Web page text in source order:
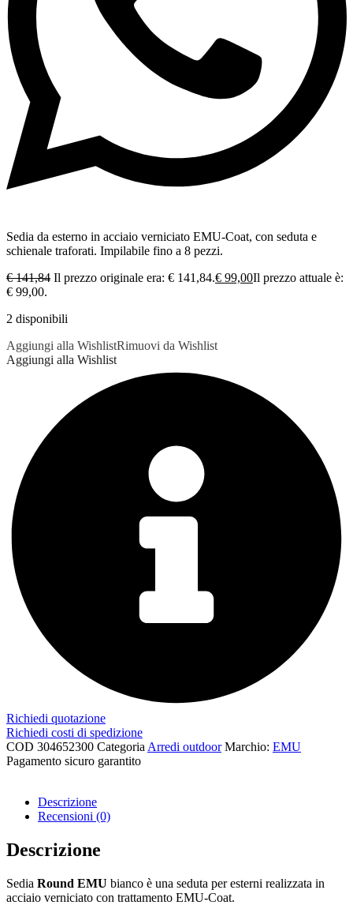
Sedia da esterno in acciaio verniciato EMU-Coat, con seduta e
schienale traforati. Impilabile fino a 8 pezzi.
€141,84 Il prezzo originale era: € 141,84.€ 99,00Il prezzo attuale è:
€ 99,00.
2 disponibili
Aggiungi alla WishlistRimuovi da Wishlist
Aggiungi alla Wishlist
Richiedi quotazione
Richiedi costi di spedizione
COD 304652300 Categoria Arredi outdoor Marchio: EMU
Pagamento sicuro garantito​
Descrizione
Recensioni (0)
Descrizione
Sedia Round EMU bianco è una seduta per esterni realizzata in
acciaio verniciato con trattamento EMU-Coat.